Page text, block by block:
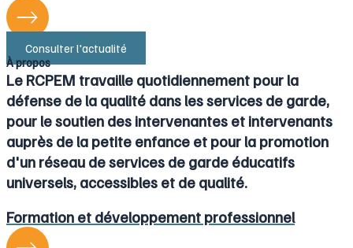
Consulter l'actualité
À propos
Le RCPEM travaille quotidiennement pour la
défense de la qualité dans les services de garde,
pour le soutien des intervenantes et intervenants
auprès de la petite enfance et pour la promotion
d'un réseau de services de garde éducatifs
universels, accessibles et de qualité.
Formation et développement professionnel